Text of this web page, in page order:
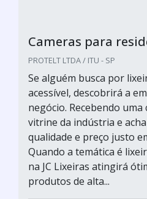
Cameras para
PROTELT LTDA / ITU - SP
Se alguém busca por
acessível, descobrirá a
negócio. Recebendo
vitrine da indústria e
qualidade e preço justo
Quando a temática é
na JC Lixeiras atingirá
produtos de alta...